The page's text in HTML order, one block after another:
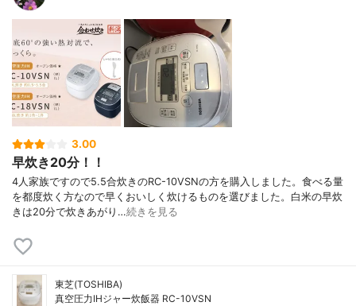
3.00
早炊き20分！！
4人家族ですので5.5合炊きのRC-10VSNの方を購入しました。食べる量
を都度炊く方なので早くおいしく炊けるものを選びました。白米の早炊
きは20分で炊きあがり…続きを見る
東芝(TOSHIBA)
真空圧力IHジャー炊飯器 RC-10VSN